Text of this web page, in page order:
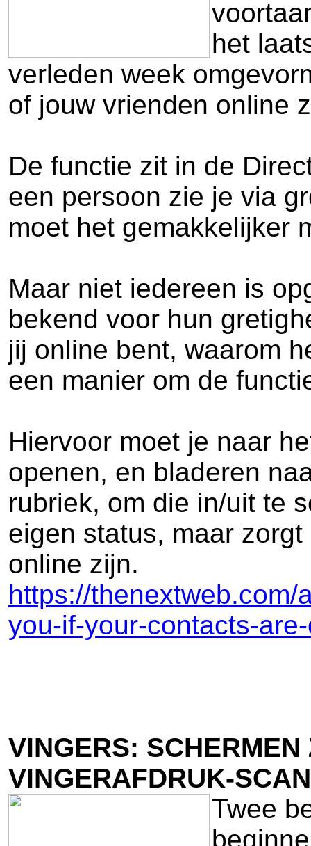
het
verleden week
of jouw vrienden online
De functie zit in de
een persoon zie je via
moet het gemakkelijker
Maar niet iedereen is
bekend voor hun
jij online bent, waarom
een manier om de
Hiervoor moet je naar
openen, en bladeren
rubriek, om die in/uit te
eigen status, maar
online zijn.
https://
you-if-your-contacts-
VINGERS:
VINGERAFDRUK-
Twee